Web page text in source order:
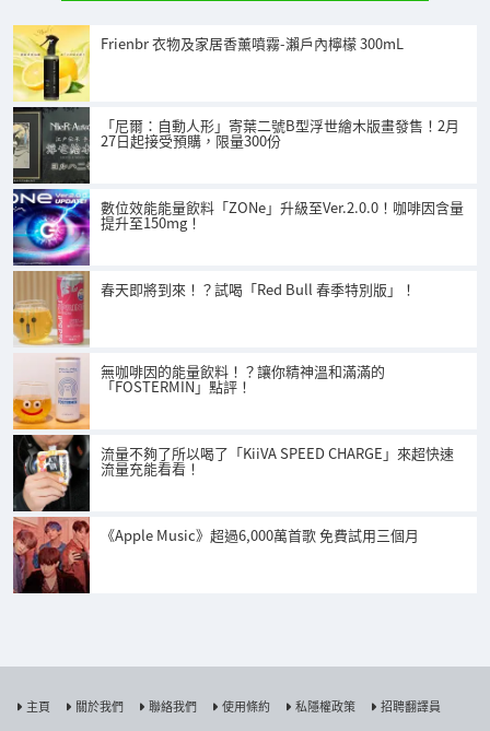
Frienbr 衣物及家居香薰噴霧-瀨戶內檸檬 300mL
「尼爾：自動人形」寄葉二號B型浮世繪木版畫發售！2月
27日起接受預購，限量300份
數位效能能量飲料「ZONe」升級至Ver.2.0.0！咖啡因含量
提升至150mg！
春天即將到來！？試喝「Red Bull 春季特別版」！
無咖啡因的能量飲料！？讓你精神溫和滿滿的
「FOSTERMIN」點評！
流量不夠了所以喝了「KiiVA SPEED CHARGE」來超快速
流量充能看看！
《Apple Music》超過6,000萬首歌 免費試用三個月
主頁 關於我們 聯絡我們 使用條約 私隱權政策 招聘翻譯員